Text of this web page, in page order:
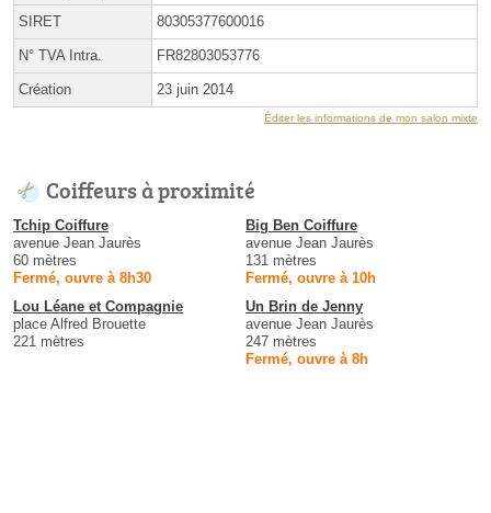
SIRET 80305377600016
N° TVA Intra. FR82803053776
Création 23 juin 2014
Éditer les informations de mon salon mixte
Coiffeurs à proximité
Tchip Coiffure
avenue Jean Jaurès
60 mètres
Fermé, ouvre à 8h30
Big Ben Coiffure
avenue Jean Jaurès
131 mètres
Fermé, ouvre à 10h
Lou Léane et Compagnie
place Alfred Brouette
221 mètres
Un Brin de Jenny
avenue Jean Jaurès
247 mètres
Fermé, ouvre à 8h